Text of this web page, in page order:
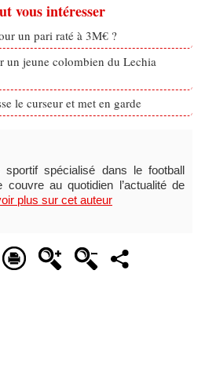
vous intéresser
un pari raté à 3M€ ?
un jeune colombien du Lechia
le curseur et met en garde
sportif spécialisé dans le football
couvre au quotidien l’actualité de
plus sur cet auteur